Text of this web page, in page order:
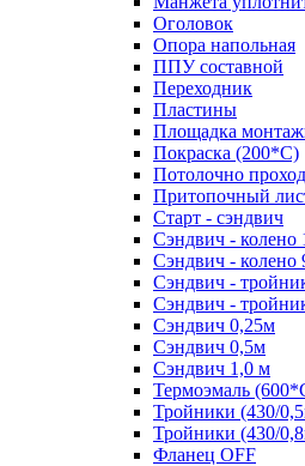
Оголовок
Опора напольная
ППУ составной
Переходник
Пластины
Площадка
Покраска (200*С)
Потолочно
Притопочный
Старт - сэндвич
Сэндвич - колено
Сэндвич - колено
Сэндвич -
Сэндвич -
Сэндвич 0,25м
Сэндвич 0,5м
Сэндвич 1,0 м
Термоэмаль
Тройники (430/
Тройники (430/
Фланец OFF